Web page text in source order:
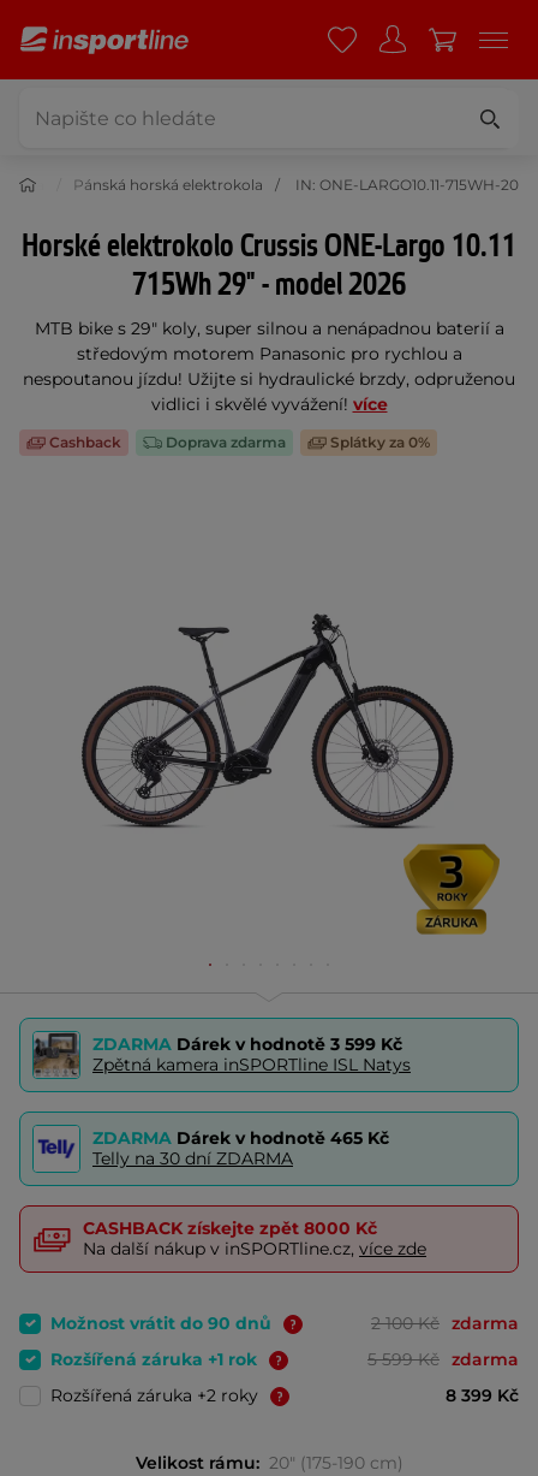
Pánská horská elektrokola IN: ONE-LARGO10.11-715WH-20
Horské elektrokolo Crussis ONE-Largo 10.11
715Wh 29" - model 2026
MTB bike s 29" koly, super silnou a nenápadnou baterií a
středovým motorem Panasonic pro rychlou a
nespoutanou jízdu! Užijte si hydraulické brzdy, odpruženou
vidlici i skvělé vyvážení! více
Cashback Doprava zdarma Splátky za 0%
ZDARMA Dárek v hodnotě 3 599 Kč
Zpětná kamera inSPORTline ISL Natys
ZDARMA Dárek v hodnotě 465 Kč
Telly na 30 dní ZDARMA
CASHBACK získejte zpět 8000 Kč
Na další nákup v inSPORTline.cz, více zde
Možnost vrátit do 90 dnů 2 100 Kč zdarma
Rozšířená záruka +1 rok
5 599 Kč zdarma
Rozšířená záruka +2 roky
8 399 Kč
Velikost rámu: 20" (175-190 cm)